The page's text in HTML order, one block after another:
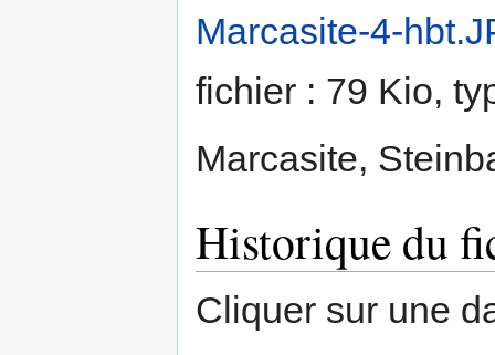
Marcasite-4-
fichier : 79 Kio,
Marcasite,
Historique du
Cliquer sur une